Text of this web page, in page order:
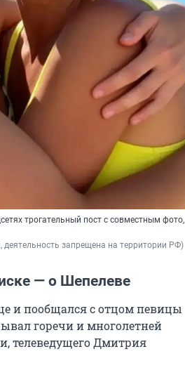
трогательный пост с совместным фото,
деятельность запрещена на территории РФ)
— о Шепелеве
и пообщался с отцом певицы
горечи и многолетней
телеведущего Дмитрия